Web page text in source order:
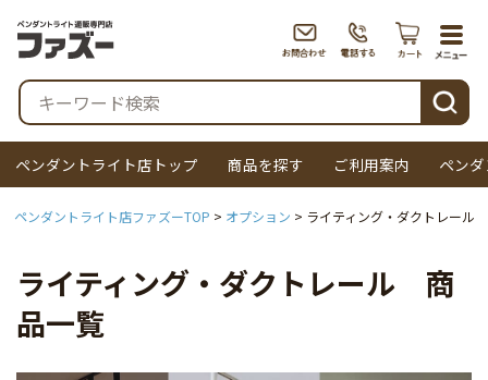
検索
ペンダントライト店トップ 商品を探す ご利用案内 ペン
ペンダントライト店ファズーTOP オプション ライティング・ダクトレール
ライティング・ダクトレール 商
品一覧